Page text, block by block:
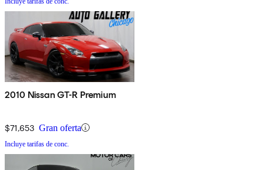
2010 Nissan GT-R Premium
$71,653 Gran oferta
Incluye tarifas de conc.